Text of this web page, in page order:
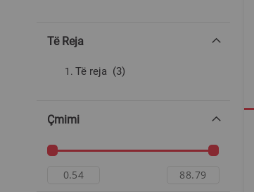
Të Reja
Të reja 3produkte
Çmimi